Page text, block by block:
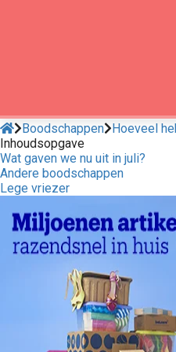
Boodschappen Hoeveel
Inhoudsopgave
Wat gaven we nu uit in juli?
Andere boodschappen
Lege vriezer
gebruikt
op de
Hierdoor
website-
relevante
tonen
op het
van deze